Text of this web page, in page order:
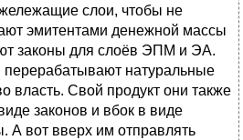
слои, чтобы не
эмитентами денежной массы
законы для слоёв ЭПМ и ЭА.
перерабатывают натуральные
власть. Свой продукт они также
законов и вбок в виде
А вот вверх им отправлять